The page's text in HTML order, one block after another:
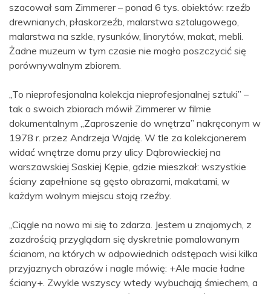
szacował sam Zimmerer – ponad 6 tys. obiektów: rzeźb
drewnianych, płaskorzeźb, malarstwa sztalugowego,
malarstwa na szkle, rysunków, linorytów, makat, mebli.
Żadne muzeum w tym czasie nie mogło poszczycić się
porównywalnym zbiorem.
„To nieprofesjonalna kolekcja nieprofesjonalnej sztuki” –
tak o swoich zbiorach mówił Zimmerer w filmie
dokumentalnym „Zaproszenie do wnętrza” nakręconym w
1978 r. przez Andrzeja Wajdę. W tle za kolekcjonerem
widać wnętrze domu przy ulicy Dąbrowieckiej na
warszawskiej Saskiej Kępie, gdzie mieszkał: wszystkie
ściany zapełnione są gęsto obrazami, makatami, w
każdym wolnym miejscu stoją rzeźby.
„Ciągle na nowo mi się to zdarza. Jestem u znajomych, z
zazdrością przyglądam się dyskretnie pomalowanym
ścianom, na których w odpowiednich odstępach wisi kilka
przyjaznych obrazów i nagle mówię: +Ale macie ładne
ściany+. Zwykle wszyscy wtedy wybuchają śmiechem, a